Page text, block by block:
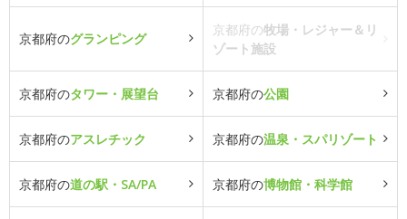
京都府のグランピング
京都府の牧場・レジャー＆リ
ゾート施設
京都府のタワー・展望台 京都府の公園
京都府のアスレチック 京都府の温泉・スパリゾート
京都府の道の駅・SA/PA 京都府の博物館・科学館